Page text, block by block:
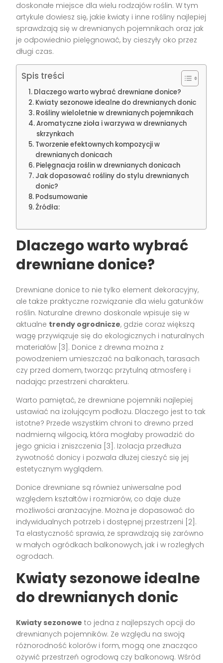
doskonałe miejsce dla wielu rodzajów roślin. W tym
artykule dowiesz się, jakie kwiaty i inne rośliny najlepiej
sprawdzają się w drewnianych pojemnikach oraz jak
je odpowiednio pielęgnować, by cieszyły oko przez
długi czas.
Spis treści
Dlaczego warto wybrać drewniane donice?
Kwiaty sezonowe idealne do drewnianych donic
Rośliny wieloletnie w drewnianych pojemnikach
Aromatyczne zioła i warzywa w drewnianych
skrzynkach
Tworzenie efektownych kompozycji w
drewnianych donicach
Pielęgnacja roślin w drewnianych donicach
Jak dopasować rośliny do stylu drewnianych
donic?
Podsumowanie
Źródła:
Dlaczego warto wybrać
drewniane donice?
Drewniane donice to nie tylko element dekoracyjny,
ale także praktyczne rozwiązanie dla wielu gatunków
roślin. Naturalne drewno doskonale wpisuje się w
aktualne trendy ogrodnicze, gdzie coraz większą
wagę przywiązuje się do ekologicznych i naturalnych
materiałów [3]. Donice z drewna można z
powodzeniem umieszczać na balkonach, tarasach
czy przed domem, tworząc przytulną atmosferę i
nadając przestrzeni charakteru.
Warto pamiętać, że drewniane pojemniki najlepiej
ustawiać na izolującym podłożu. Dlaczego jest to tak
istotne? Przede wszystkim chroni to drewno przed
nadmierną wilgocią, która mogłaby prowadzić do
jego gnicia i zniszczenia [3]. Izolacja przedłuża
żywotność donicy i pozwala dłużej cieszyć się jej
estetycznym wyglądem.
Donice drewniane są również uniwersalne pod
względem kształtów i rozmiarów, co daje duże
możliwości aranżacyjne. Można je dopasować do
indywidualnych potrzeb i dostępnej przestrzeni [2].
Ta elastyczność sprawia, że sprawdzają się zarówno
w małych ogródkach balkonowych, jak i w rozległych
ogrodach.
Kwiaty sezonowe idealne
do drewnianych donic
Kwiaty sezonowe to jedna z najlepszych opcji do
drewnianych pojemników. Ze względu na swoją
różnorodność kolorów i form, mogą one znacząco
ożywić przestrzeń ogrodową czy balkonową. Wśród